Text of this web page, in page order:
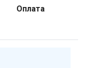
Оплата